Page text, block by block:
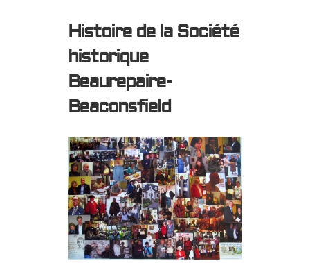
Histoire de la Société
historique
Beaurepaire-
Beaconsfield